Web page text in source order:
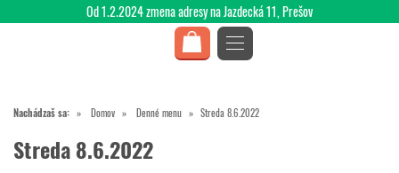
Nachádzaš sa: Domov Denné menu Streda 8.6.2022
Streda 8.6.2022
Od 1.2.2024 zmena adresy na Jazdecká 11, Prešov